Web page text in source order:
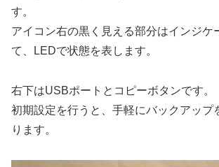
す。
アイコン右の黒く見える部分はインジケ
て、LEDで状態を表します。
右下はUSBポートとコピーボタンです。
初期設定を行うと、手軽にバックアップ
ります。